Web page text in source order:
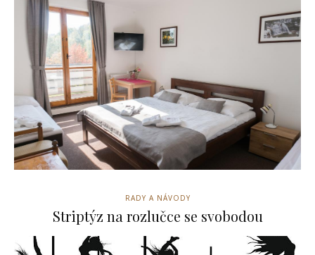
RADY A NÁVODY
Striptýz na rozlučce se svobodou